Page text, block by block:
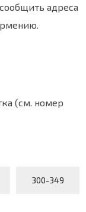
адреса
(см. номер
300-349